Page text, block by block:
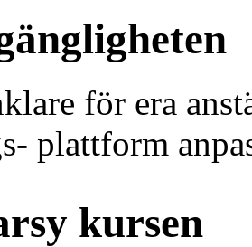
för era
plattform
kursen